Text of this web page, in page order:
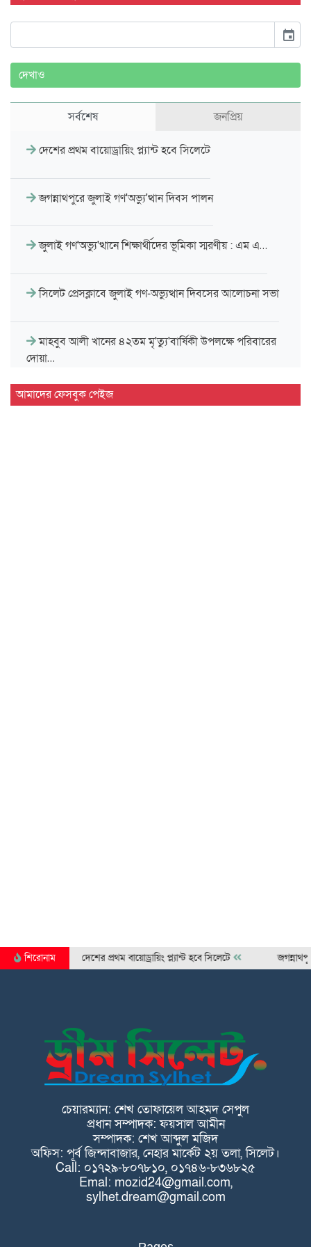
event
দেখাও
সর্বশেষ জনপ্রিয়
দেশের প্রথম বায়োড্রায়িং প্ল্যান্ট হবে সিলেটে
জগন্নাথপুরে জুলাই গণ'অভ্যু'ত্থান দিবস পালন
জুলাই গণ'অভ্যু'ত্থানে শিক্ষার্থীদের ভূমিকা স্মরণীয় : এম এ…
সিলেট প্রেসক্লাবে জুলাই গণ-অভ্যুত্থান দিবসের আলোচনা সভা
মাহবুব আলী খানের ৪২তম মৃ'ত্যু'বার্ষিকী উপলক্ষে পরিবারের
দোয়া…
মাহবুব আলী খানের মৃ.'ত্যু'বার্ষিকীতে দোয়া ও শিরনি বিতরণ…
আমাদের ফেসবুক পেইজ
শিরোনামদেশের প্রথম বায়োড্রায়িং প্ল্যান্ট হবে সিলেটে জগন্নাথপুরে
চেয়ারম্যান: শেখ তোফায়েল আহমদ সেপুল
প্রধান সম্পাদক: ফয়সাল আমীন
সম্পাদক: শেখ আব্দুল মজিদ
অফিস: পূর্ব জিন্দাবাজার, নেহার মার্কেট ২য় তলা, সিলেট।
Call: ০১৭২৯-৮০৭৮১০, ০১৭৪৬-৮৩৬৮২৫
Emal: mozid24@gmail.com,
sylhet.dream@gmail.com